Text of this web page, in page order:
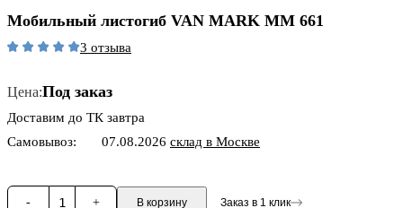
Мобильный листогиб VAN MARK MM 661
3 отзыва
Цена:Под заказ
Доставим до ТК завтра
Самовывоз:
07.08.2026 склад в Москве
- 1 + В корзину Заказ в 1 клик